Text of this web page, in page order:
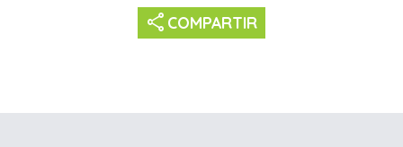
share COMPARTIR